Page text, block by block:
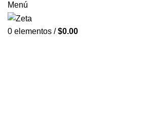
Menú
0 elementos / $0.00